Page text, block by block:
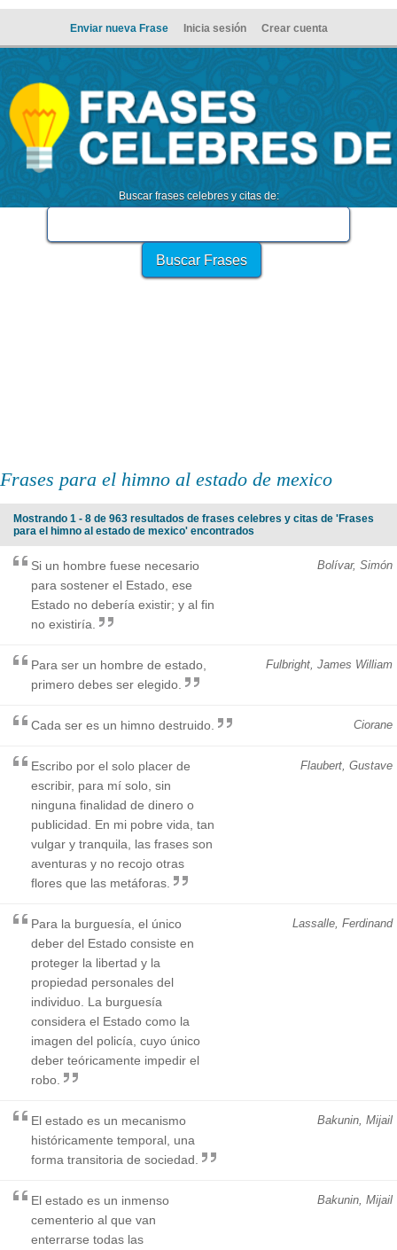
Enviar nueva Frase Inicia sesión Crear cuenta
Buscar frases celebres y citas de:
Frases para el himno al estado de mexico
Mostrando 1 - 8 de 963 resultados de frases celebres y citas de 'Frases
para el himno al estado de mexico' encontrados
Bolívar, Simón
Si un hombre fuese necesario
para sostener el Estado, ese
Estado no debería existir; y al fin
no existiría.
Fulbright, James William
Para ser un hombre de estado,
primero debes ser elegido.
Ciorane
Cada ser es un himno destruido.
Flaubert, Gustave
Escribo por el solo placer de
escribir, para mí solo, sin
ninguna finalidad de dinero o
publicidad. En mi pobre vida, tan
vulgar y tranquila, las frases son
aventuras y no recojo otras
flores que las metáforas.
Lassalle, Ferdinand
Para la burguesía, el único
deber del Estado consiste en
proteger la libertad y la
propiedad personales del
individuo. La burguesía
considera el Estado como la
imagen del policía, cuyo único
deber teóricamente impedir el
robo.
Bakunin, Mijail
El estado es un mecanismo
históricamente temporal, una
forma transitoria de sociedad.
Bakunin, Mijail
El estado es un inmenso
cementerio al que van
enterrarse todas las